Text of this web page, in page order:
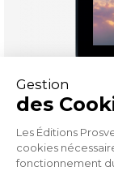
Gestion
des
Les Éditions
cookies
fonctionnement